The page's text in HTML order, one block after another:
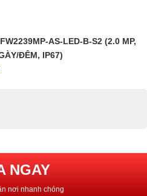
AS-LED-B-S2 (2.0 MP,
ĐÊM, IP67)
NGAY
nơi nhanh chóng